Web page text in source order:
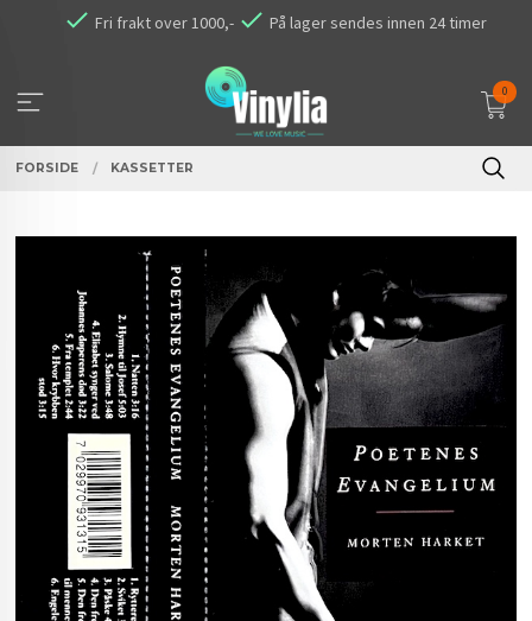
Fri frakt over 1000,- På lager sendes innen 24 timer
0
FORSIDE KASSETTER